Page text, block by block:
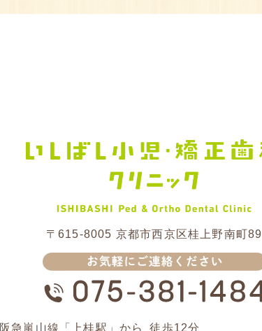
〒615-8005 京都市西京区桂上野南町89
阪急嵐山線 「上桂駅」から徒歩12分